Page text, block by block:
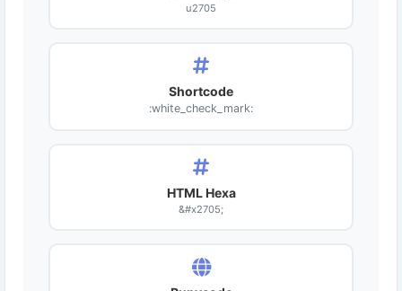
u2705
Shortcode
:white_check_mark:
HTML Hexa
&#x2705;